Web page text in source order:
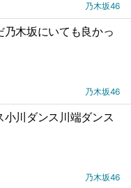
乃木坂46
木坂にいても良かっ
乃木坂46
川ダンス川端ダンス
乃木坂46